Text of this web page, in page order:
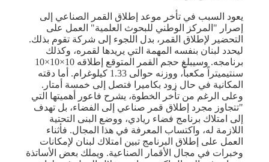
يعود السبب في تأخر موعد إطلاق القمر الصناعي إلى
إصرار "المركز الوطني للبحوث العلمية" العمل على
التحضير لإطلاق القمر، بدل اللجوء إلى شركة تقوم بذلك.
ليحدد لبنان بنفسه المهمة التي يريدها لقمره، وكذلك
برنامجه. وسيبلغ حجم القمر المتوقع إطلاقه 10×10×10
سنتيميتراً مكعباً، ووزنه حوالى 1.33 كيلوغرام. أما دقته
المكانية في حال زود بكاميرا فتصل إلى خمسة أمتار.
وعلى الرغم من تأخر الخطوة، يشرح فاعور أهميتها التي
"تتجاوز مجرد إطلاق قمر صناعي إلى الفضاء، بل تهدف
إلى امتلاك برنامج فضاء ريادي، ووضع البنى التحتية
اللازمة له، واكتساب المعرفة في هذا المجال. فأثناء
العمل على إطلاق البرنامج تبين امتلاك لبنان لإمكانات
وخبرات في مجال الأقمار الصناعية. ويملك بعض الأساتذة